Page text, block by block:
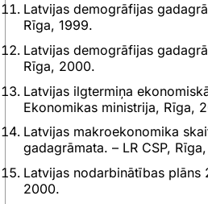
Latvijas demogrāfijas
Rīga, 1999.
Latvijas demogrāfijas
Rīga, 2000.
Latvijas ilgtermiņa
Ekonomikas ministrija, Rīga,
Latvijas makroekonomika
gadagrāmata. – LR CSP,
Latvijas nodarbinātības plāns
2000.